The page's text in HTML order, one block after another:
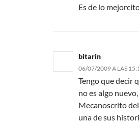
Es de lo
bitarin
06/07/2009 A LAS
Tengo que decir
no es algo
Mecanoscrito
una de sus